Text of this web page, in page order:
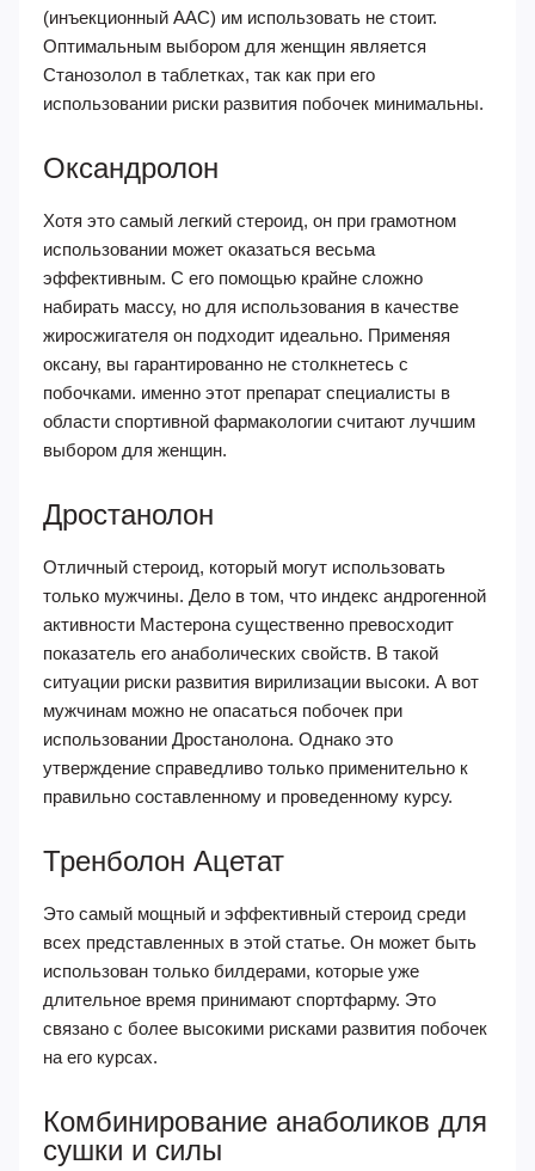
(инъекционный ААС) им использовать не стоит.
Оптимальным выбором для женщин является
Станозолол в таблетках, так как при его
использовании риски развития побочек минимальны.
Оксандролон
Хотя это самый легкий стероид, он при грамотном
использовании может оказаться весьма
эффективным. С его помощью крайне сложно
набирать массу, но для использования в качестве
жиросжигателя он подходит идеально. Применяя
оксану, вы гарантированно не столкнетесь с
побочками. именно этот препарат специалисты в
области спортивной фармакологии считают лучшим
выбором для женщин.
Дростанолон
Отличный стероид, который могут использовать
только мужчины. Дело в том, что индекс андрогенной
активности Мастерона существенно превосходит
показатель его анаболических свойств. В такой
ситуации риски развития вирилизации высоки. А вот
мужчинам можно не опасаться побочек при
использовании Дростанолона. Однако это
утверждение справедливо только применительно к
правильно составленному и проведенному курсу.
Тренболон Ацетат
Это самый мощный и эффективный стероид среди
всех представленных в этой статье. Он может быть
использован только билдерами, которые уже
длительное время принимают спортфарму. Это
связано с более высокими рисками развития побочек
на его курсах.
Комбинирование анаболиков для
сушки и силы